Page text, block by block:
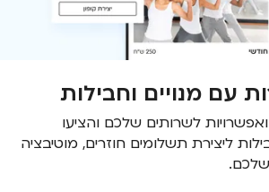
עם מנויים וחבילות
ואפשרויות לשרותים שלכם והציעו
ליצירת תשלומים חוזרים, מוטיבציה
שלכם.